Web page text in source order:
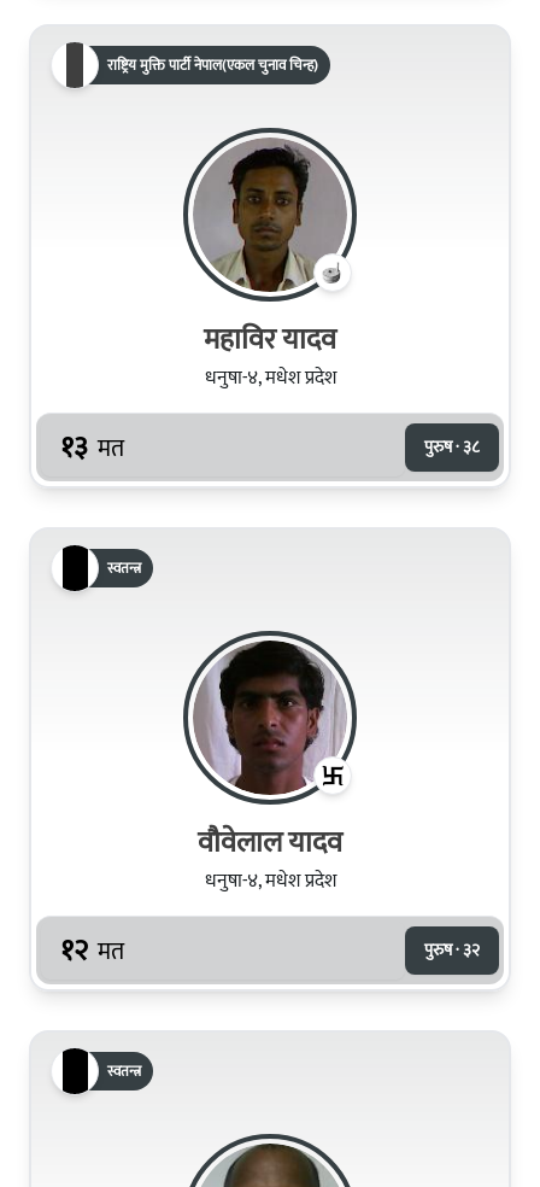
राष्ट्रिय मुक्ति पार्टी नेपाल(एकल चुनाव चिन्ह)
महाविर यादव
धनुषा-४, मधेश प्रदेश
१३ मत पुरुष · ३८
स्वतन्त्र
वौवेलाल यादव
धनुषा-४, मधेश प्रदेश
१२ मत पुरुष · ३२
स्वतन्त्र